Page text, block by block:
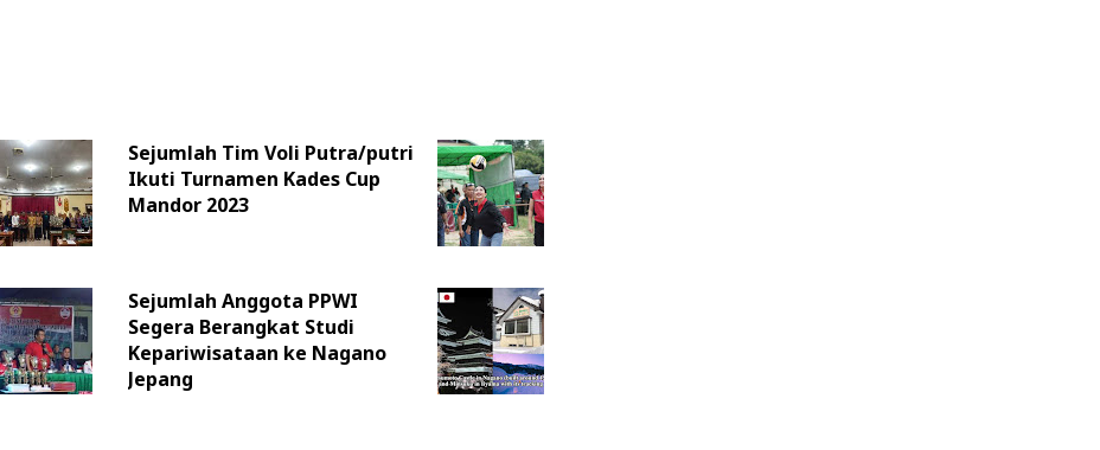
Sejumlah Tim Voli Putra/putri
Ikuti Turnamen Kades Cup
Mandor 2023
Sejumlah Anggota PPWI
Segera Berangkat Studi
Kepariwisataan ke Nagano
Jepang